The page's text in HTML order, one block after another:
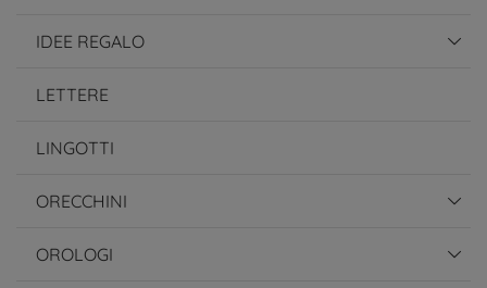
IDEE REGALO
LETTERE
LINGOTTI
ORECCHINI
OROLOGI